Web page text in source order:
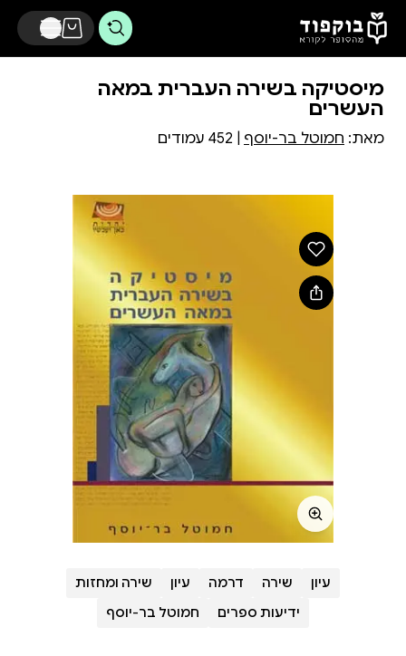
דלג לתוכן הראשי
מיסטיקה בשירה העברית במאה
העשרים
מאת: חמוטל בר-יוסף
עיון שירה דרמה עיון
שירה ומחזות
ידיעות ספרים
חמוטל בר-יוסף